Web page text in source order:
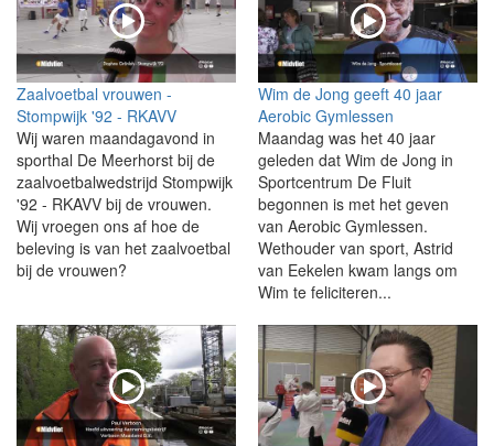
Zaalvoetbal vrouwen -
Stompwijk '92 - RKAVV
Wij waren maandagavond in
sporthal De Meerhorst bij de
zaalvoetbalwedstrijd Stompwijk
'92 - RKAVV bij de vrouwen.
Wij vroegen ons af hoe de
beleving is van het zaalvoetbal
bij de vrouwen?
Wim de Jong geeft 40 jaar
Aerobic Gymlessen
Maandag was het 40 jaar
geleden dat Wim de Jong in
Sportcentrum De Fluit
begonnen is met het geven
van Aerobic Gymlessen.
Wethouder van sport, Astrid
van Eekelen kwam langs om
Wim te feliciteren...